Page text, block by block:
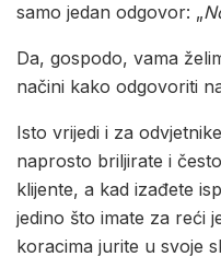
samo jedan odgovor: „
Da, gospodo, vama
načini kako odgovoriti
Isto vrijedi i za
naprosto briljirate i
klijente, a kad izađete
jedino što imate za reći
koracima jurite u svoje